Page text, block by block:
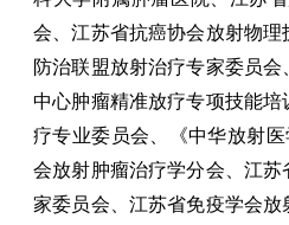
会、江苏省抗癌协会放射物
防治联盟放射治疗专家委员
中心肿瘤精准放疗专项技能
疗专业委员会、《中华放射医
会放射肿瘤治疗学分会、江
家委员会、江苏省免疫学会